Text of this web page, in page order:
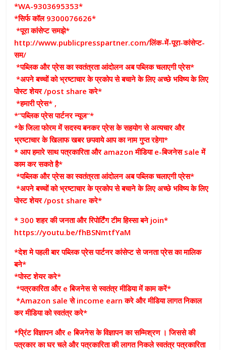
*WA-9303695353*
*सिर्फ कॉल 9300076626*
*पूरा कांसेप्ट समझे*
http://www.publicpresspartner.com/लिंक-में-पूरा-कांसेप्ट-
सम/
*पब्लिक और प्रेस का स्वतंत्रता आंदोलन अब पब्लिक चलाएगी प्रेस*
*अपने बच्चों को भ्रष्टाचार के प्रकोप से बचाने के लिए अच्छे भविष्य के लिए
पोस्ट शेयर /post share करे*
*हमारी प्रेस* ,
*”पब्लिक प्रेस पार्टनर न्यूज”*
*के जिला फोरम में सदस्य बनकर प्रेस के सहयोग से अत्यचार और
भ्रष्टाचार के खिलाफ खबर छपवाये आप का नाम गुप्त रहेगा*
* आप हमारे साथ पत्रकारिता और amazon मीडिया e-बिजनेस sale में
काम कर सकते है*
*पब्लिक और प्रेस का स्वतंत्रता आंदोलन अब पब्लिक चलाएगी प्रेस*
*अपने बच्चों को भ्रष्टाचार के प्रकोप से बचाने के लिए अच्छे भविष्य के लिए
पोस्ट शेयर /post share करे*
* 300 शहर की जनता और रिपोर्टिंग टीम हिस्सा बने join*
https://youtu.be/fhBSNmtfYaM
*देश मे पहली बार पब्लिक प्रेस पार्टनर कांसेप्ट से जनता प्रेस का मालिक
बने*
*पोस्ट शेयर करे*
*पत्रकारिता और e बिजनेस से स्वतंत्र मीडिया में काम करें*
*Amazon sale से income earn करे और मीडिया लागत निकाल
कर मीडिया को स्वतंत्र करे*
*प्रिंट विज्ञापन और e बिजनेस के विज्ञापन का सम्मिश्रण । जिससे की
पत्रकार का घर चले और पत्रकारिता की लागत निकले स्वतंत्र पत्रकारिता